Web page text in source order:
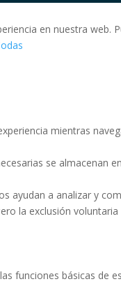
en nuestra web.
mientras
se almacenan
ayudan a analizar y
la exclusión
funciones básicas